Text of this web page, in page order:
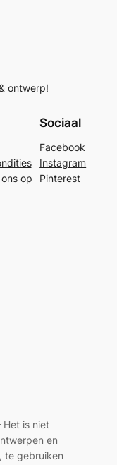
ontwerp!
op
Sociaal
Facebook
Instagram
Pinterest
is niet
en
te gebruiken